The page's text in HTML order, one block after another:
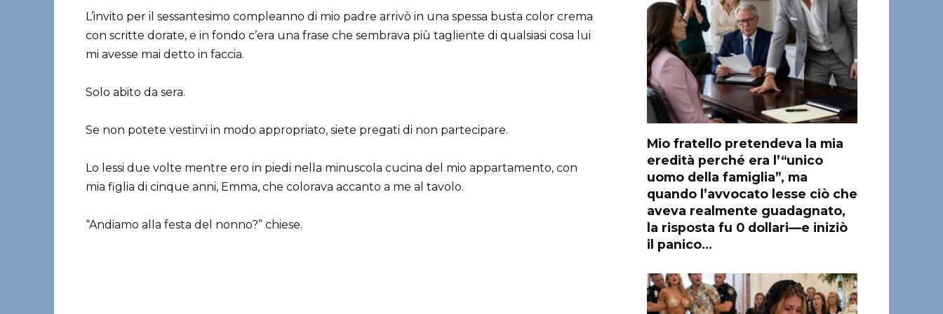
L’invito per il sessantesimo compleanno di mio padre arrivò in una spessa busta color crema
con scritte dorate, e in fondo c’era una frase che sembrava più tagliente di qualsiasi cosa lui
mi avesse mai detto in faccia.
Solo abito da sera.
Se non potete vestirvi in modo appropriato, siete pregati di non partecipare.
Lo lessi due volte mentre ero in piedi nella minuscola cucina del mio appartamento, con
mia figlia di cinque anni, Emma, che colorava accanto a me al tavolo.
“Andiamo alla festa del nonno?” chiese.
Mio fratello pretendeva la mia
eredità perché era l’“unico
uomo della famiglia”, ma
quando l’avvocato lesse ciò che
aveva realmente guadagnato,
la risposta fu 0 dollari—e iniziò
il panico…